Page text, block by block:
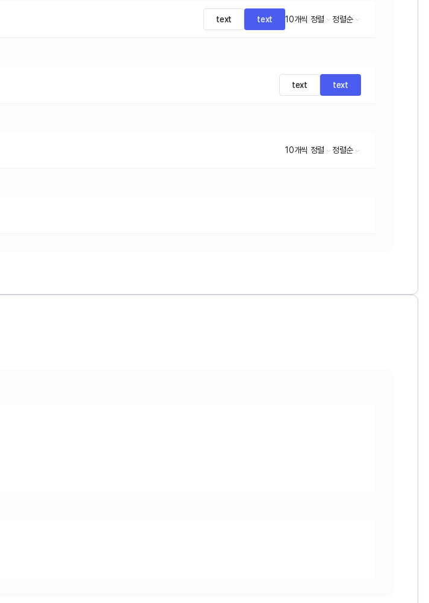
text text 10개씩 정렬 정렬순
text text
10개씩 정렬 정렬순